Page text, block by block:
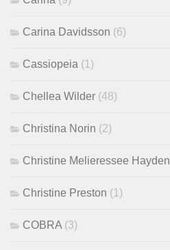
Carina Davidsson (6)
Cassiopeia (1)
Chellea Wilder (48)
Christina Norin (2)
Christine Melieressee Hayden
Christine Preston (1)
COBRA (3)